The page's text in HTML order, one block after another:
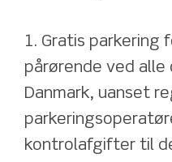
1. Gratis parkering
pårørende ved
Danmark, uanset
kontrolafgifter til